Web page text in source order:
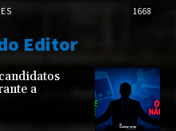
1668
Editor
a